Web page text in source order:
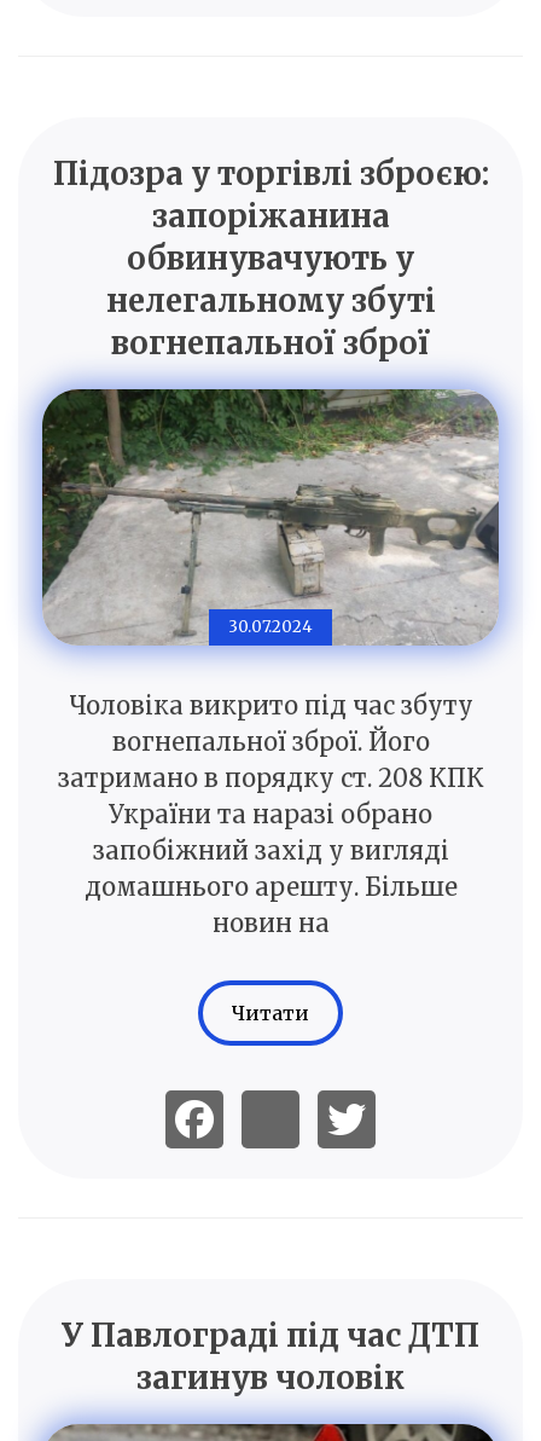
Підозра у торгівлі зброєю:
запоріжанина
обвинувачують у
нелегальному збуті
вогнепальної зброї
30.07.2024
Чоловіка викрито під час збуту
вогнепальної зброї. Його
затримано в порядку ст. 208 КПК
України та наразі обрано
запобіжний захід у вигляді
домашнього арешту. Більше
новин на
Читати
У Павлограді під час ДТП
загинув чоловік